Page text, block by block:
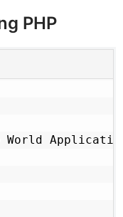
PHP
World